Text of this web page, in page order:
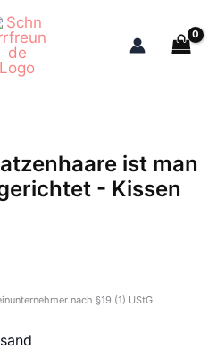
ist man
- Kissen
nach §19 (1) UStG.